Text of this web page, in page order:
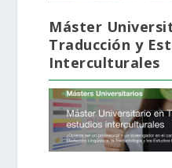
Máster
Traducción y
Interculturales